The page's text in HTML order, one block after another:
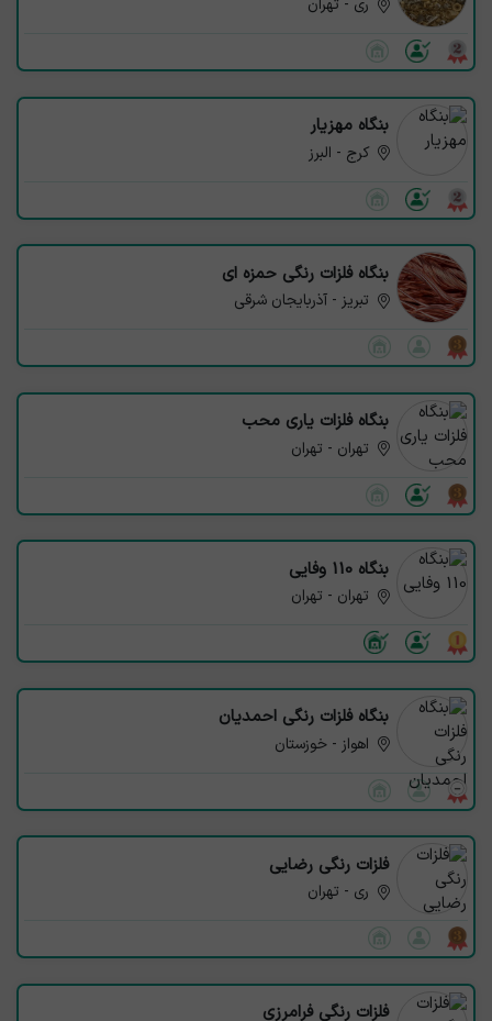
ری - تهران
بنگاه مهزیار
کرج - البرز
بنگاه فلزات رنگی حمزه ای
تبریز - آذربایجان شرقی
بنگاه فلزات یاری محب
تهران - تهران
بنگاه 110 وفایی
تهران - تهران
بنگاه فلزات رنگی احمدیان
اهواز - خوزستان
فلزات‌ رنگی‌ رضایی
ری - تهران
فلزات رنگی فرامرزی